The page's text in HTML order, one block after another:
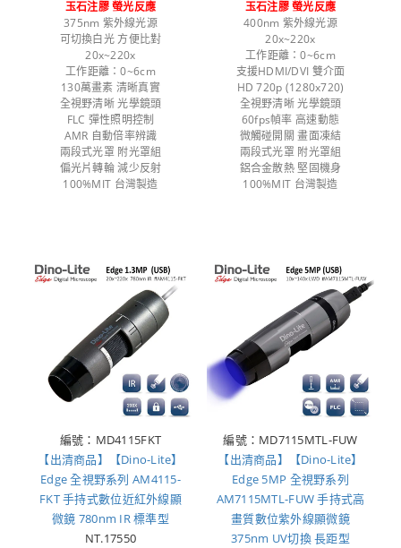
玉石注膠 螢光反應
375nm 紫外線光源
可切換白光 方便比對
20x~220x
工作距離：0~6cm
130萬畫素 清晰真實
全視野清晰 光學鏡頭
FLC 彈性照明控制
AMR 自動倍率辨識
兩段式光罩 附光罩組
偏光片轉輪 減少反射
100%MIT 台灣製造
玉石注膠 螢光反應
400nm 紫外線光源
20x~220x
工作距離：0~6cm
支援HDMI/DVI 雙介面
HD 720p (1280x720)
全視野清晰 光學鏡頭
60fps幀率 高速動態
微觸碰開關 畫面凍結
兩段式光罩 附光罩組
鋁合金散熱 堅固機身
100%MIT 台灣製造
編號：MD4115FKT
【出清商品】【Dino-Lite】
Edge 全視野系列 AM4115-
FKT 手持式數位近紅外線顯
微鏡 780nm IR 標準型
NT.17550
編號：MD7115MTL-FUW
【出清商品】【Dino-Lite】
Edge 5MP 全視野系列
AM7115MTL-FUW 手持式高
畫質數位紫外線顯微鏡
375nm UV切換 長距型